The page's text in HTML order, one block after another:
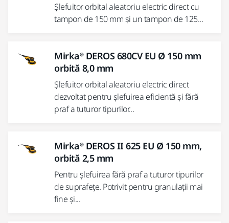
Șlefuitor orbital aleatoriu electric direct cu
tampon de 150 mm și un tampon de 125...
Mirka® DEROS 680CV EU Ø 150 mm
orbită 8,0 mm
Șlefuitor orbital aleatoriu electric direct
dezvoltat pentru șlefuirea eficientă și fără
praf a tuturor tipurilor...
Mirka® DEROS II 625 EU Ø 150 mm,
orbită 2,5 mm
Pentru șlefuirea fără praf a tuturor tipurilor
de suprafețe. Potrivit pentru granulații mai
fine și...